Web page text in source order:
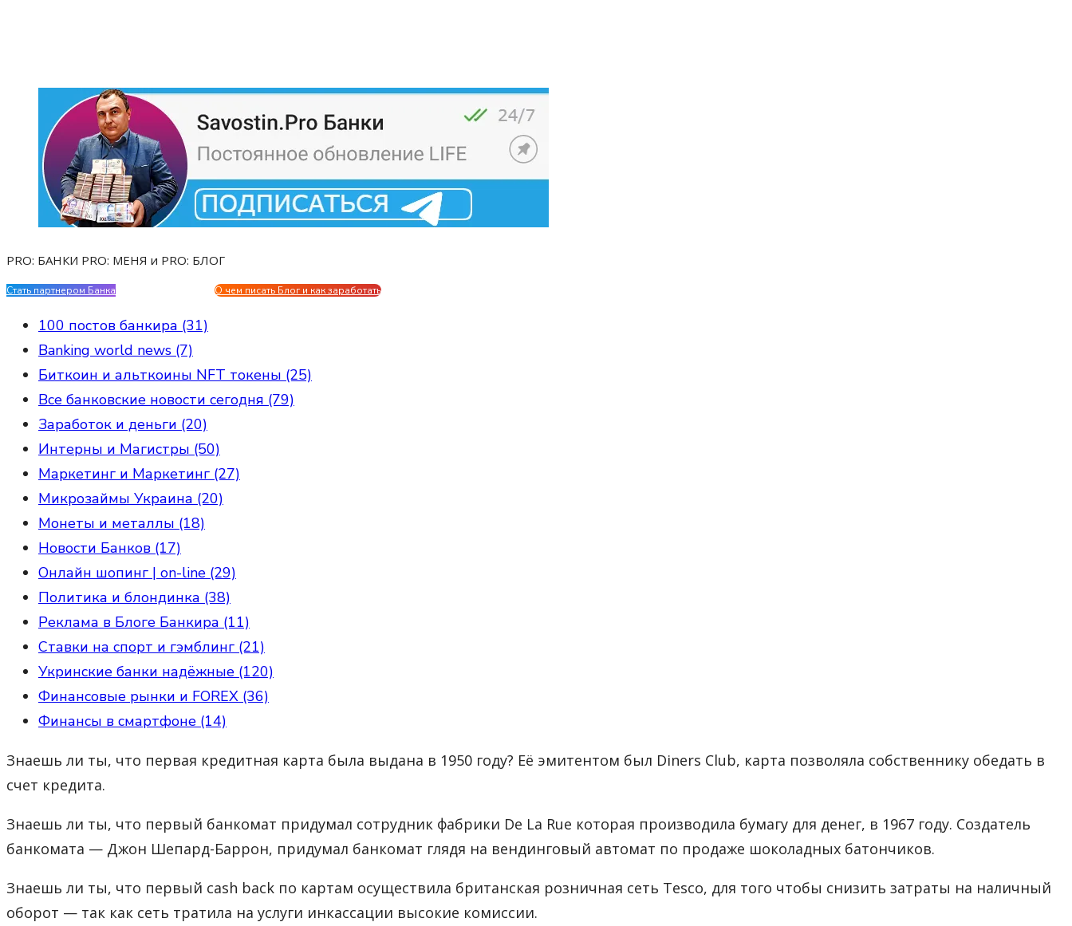
PRO: БАНКИ PRO: МЕНЯ и PRO: БЛОГ
Стать партнером Банка О чем писать Блог и как заработать
100 постов банкира (31)
Banking world news (7)
Биткоин и альткоины NFT токены (25)
Все банковские новости сегодня (79)
Заработок и деньги (20)
Интерны и Магистры (50)
Маркетинг и Маркетинг (27)
Микрозаймы Украина (20)
Монеты и металлы (18)
Новости Банков (17)
Онлайн шопинг | on-line (29)
Политика и блондинка (38)
Реклама в Блоге Банкира (11)
Ставки на спорт и гэмблинг (21)
Укринские банки надёжные (120)
Финансовые рынки и FOREX (36)
Финансы в смартфоне (14)
Знаешь ли ты, что первая кредитная карта была выдана в 1950 году? Её эмитентом был Diners Club, карта позволяла собственнику обедать в
счет кредита.
Знаешь ли ты, что первый банкомат придумал сотрудник фабрики De La Rue которая производила бумагу для денег, в 1967 году. Создатель
банкомата — Джон Шепард-Баррон, придумал банкомат глядя на вендинговый автомат по продаже шоколадных батончиков.
Знаешь ли ты, что первый cash back по картам осуществила британская розничная сеть Tesco, для того чтобы снизить затраты на наличный
оборот — так как сеть тратила на услуги инкассации высокие комиссии.